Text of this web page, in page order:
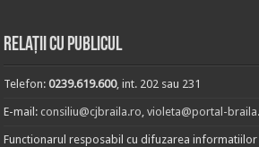
Relații cu publicul
Telefon:0239.619.600, int. 202 sau 231
E-mail:consiliu@cjbraila.ro,violeta@portal-
Functionarul resposabil cu difuzarea